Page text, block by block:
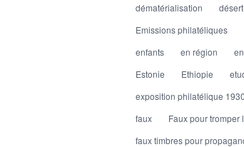
dématérialisation
désert
Emissions philatéliques
enfants
en région
Estonie
Ethiopie
exposition philatélique 1930
faux
Faux pour tromper
faux timbres pour